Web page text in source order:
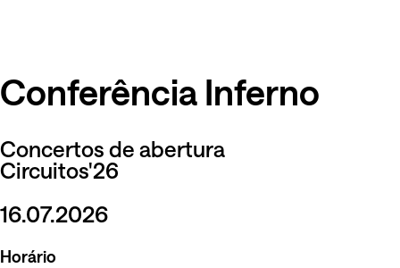
Conferência Inferno
Concertos de abertura
Circuitos'26
16.07.2026
Horário